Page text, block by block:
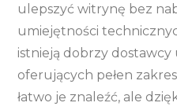
ulepszyć witrynę bez
umiejętności
istnieją dobrzy dostawcy
oferujących pełen
łatwo je znaleźć, ale